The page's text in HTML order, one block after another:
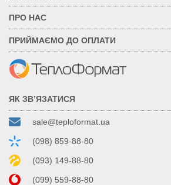
ПРО НАС
ПРИЙМАЄМО ДО ОПЛАТИ
ЯК ЗВ’ЯЗАТИСЯ
sale@teploformat.ua
(098) 859-88-80
(093) 149-88-80
(099) 559-88-80